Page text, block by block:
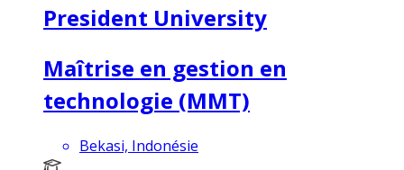
President University
Maîtrise en gestion en
technologie (MMT)
Bekasi, Indonésie